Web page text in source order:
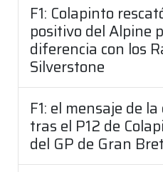
F1: Colapinto
positivo del Alpine
diferencia con los
Silverstone
F1: el mensaje de
tras el P12 de
del GP de Gran